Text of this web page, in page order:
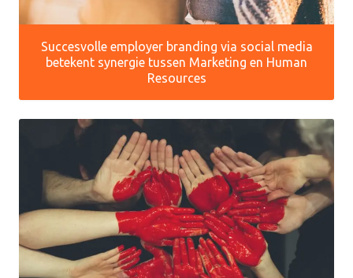
Succesvolle employer branding via social media
betekent synergie tussen Marketing en Human
Resources